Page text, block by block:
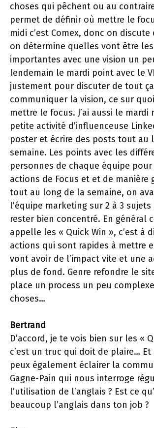
choses qui pêchent ou au
permet de définir où mettre le
midi c’est Comex, donc on
on détermine quelles vont être
importantes avec une vision un
lendemain le mardi point avec le
justement pour discuter de tout
communiquer la vision, ce sur
mettre le focus. J’ai aussi le mardi
petite activité d’influenceuse
poster et écrire des posts tout au
semaine. Les points avec les
personnes de chaque équipe
actions de Focus et et de manière
tout au long de la semaine, on
l’équipe marketing sur 2 à 3
rester bien concentré. En général
appelle les « Quick Win », c’est à
actions qui sont rapides à mettre
vont avoir de l’impact vite et une
plus de fond. Genre refondre le
place un process un peu
choses…
Bertrand
D’accord, je te vois bien sur les «
c’est un truc qui doit de plaire… Et
peux également éclairer la
Gagne-Pain qui nous interroge
l’utilisation de l’anglais ? Est ce
beaucoup l’anglais dans ton job ?